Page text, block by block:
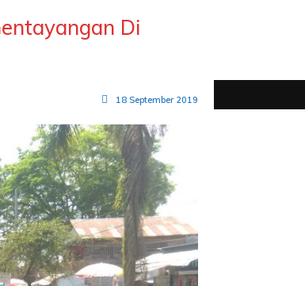
Di
18 September 2019